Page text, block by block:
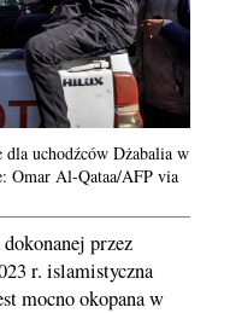
uchodźców Dżabalia w
Omar Al-Qataa/AFP via
przez
r. islamistyczna
mocno okopana w